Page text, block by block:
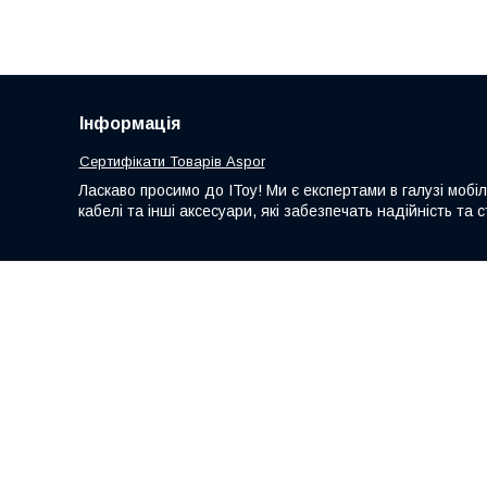
Інформація
Сертифікати Товарів Aspor
Ласкаво просимо до IToy! Ми є експертами в галузі
кабелі та інші аксесуари, які забезпечать надійність